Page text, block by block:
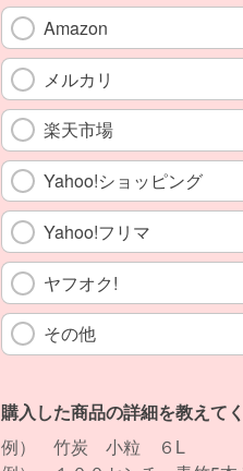
Amazon
メルカリ
楽天市場
Yahoo!ショッピング
Yahoo!フリマ
ヤフオク!
その他
購入した商品の詳細を教えて
例） 竹炭 小粒 ６L